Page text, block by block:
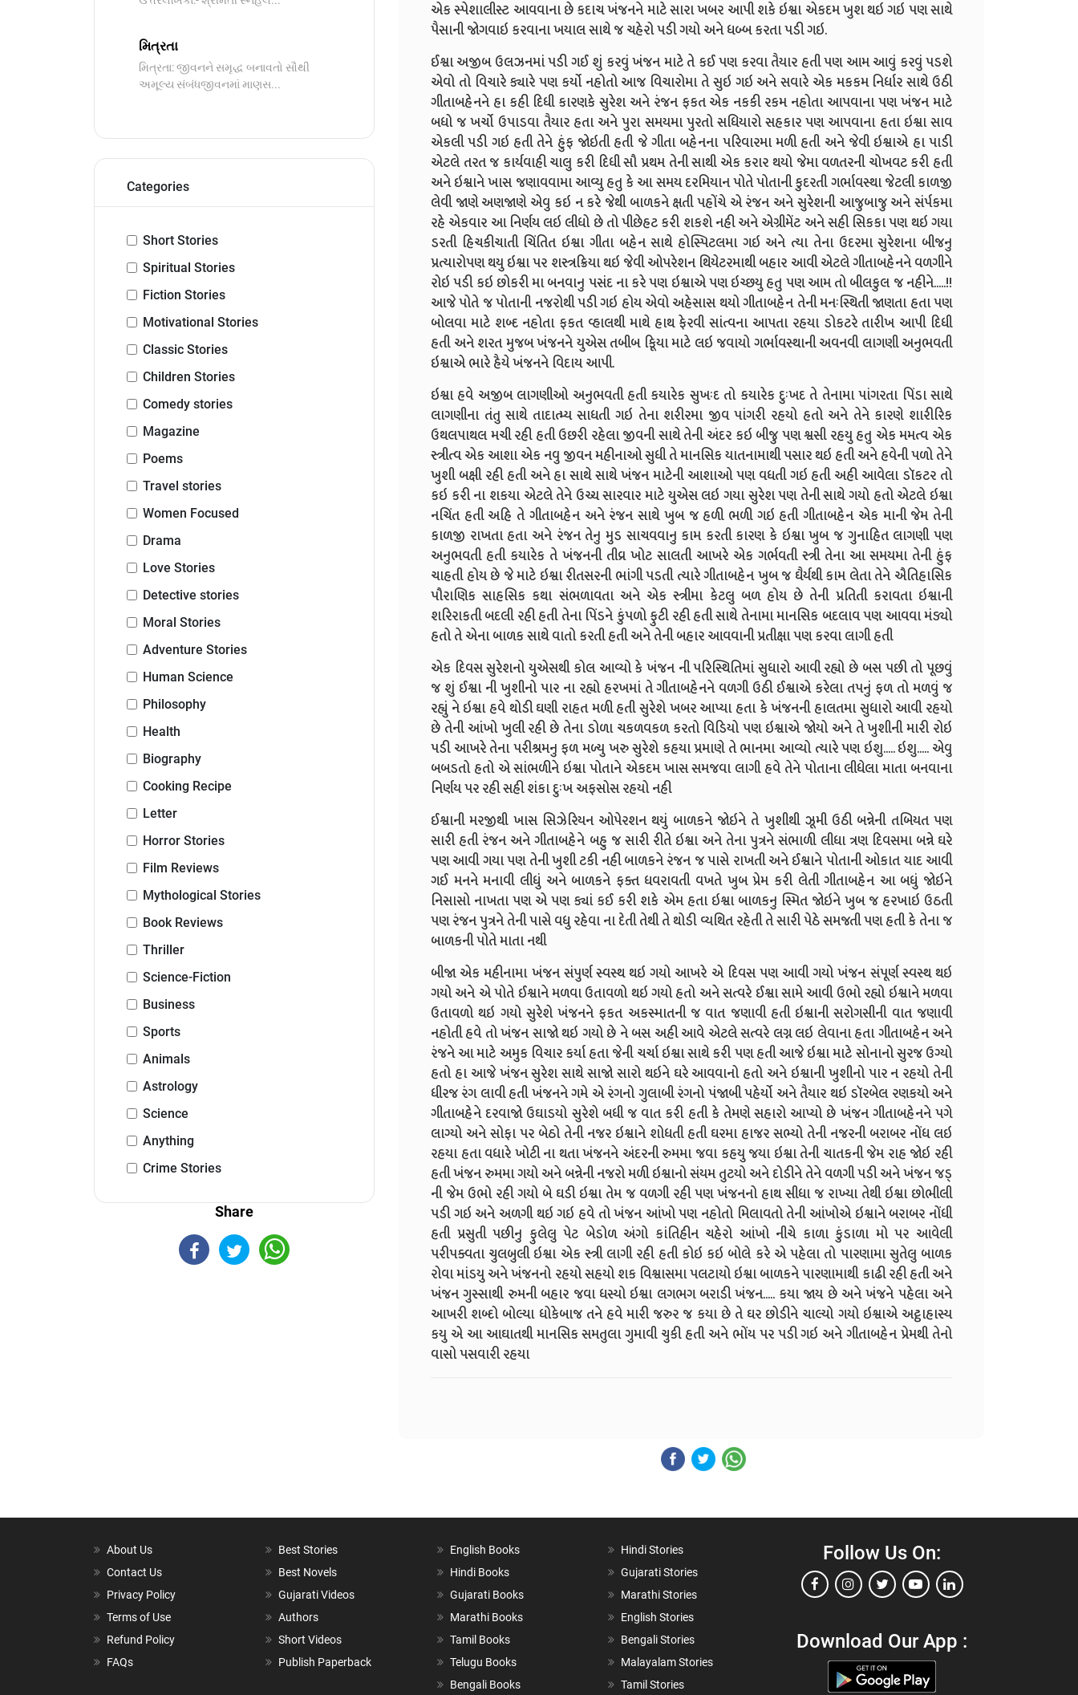
મિત્રતા
મિત્રતા: જીવનને સમૃદ્ધ બનાવતો સૌથી
અમૂલ્ય સંબંધજીવનમાં માણસ...
Categories
Short Stories
Spiritual Stories
Fiction Stories
Motivational Stories
Classic Stories
Children Stories
Comedy stories
Magazine
Poems
Travel stories
Women Focused
Drama
Love Stories
Detective stories
Moral Stories
Adventure Stories
Human Science
Philosophy
Health
Biography
Cooking Recipe
Letter
Horror Stories
Film Reviews
Mythological Stories
Book Reviews
Thriller
Science-Fiction
Business
Sports
Animals
Astrology
Science
Anything
Crime Stories
Share
એક સ્પેશાલીસ્ટ આવવાના છે કદાચ ખંજનને માટે સારા ખબર આપી શકે ઇશ્વા એકદમ ખુશ થઇ ગઇ પણ સાથે
પૈસાની જોગવાઇ કરવાના ખયાલ સાથે જ ચહેરો પડી ગયો અને ધબ્બ કરતા પડી ગઇ.
ઈશ્વા અજીબ ઉલઝનમાં પડી ગઈ શું કરવું ખંજન માટે તે કઈ પણ કરવા તૈયાર હતી પણ આમ આવું કરવું પડશે
એવો તો વિચારે ક્યારે પણ કર્યો નહોતો આજ વિચારોમા તે સુઇ ગઇ અને સવારે એક મકકમ નિર્ધાર સાથે ઉઠી
ગીતાબહેનને હા કહી દિધી કારણકે સુરેશ અને રંજન ફકત એક નકકી રકમ નહોતા આપવાના પણ ખંજન માટે
બધો જ ખર્ચો ઉપાડવા તૈયાર હતા અને પુરા સમયમા પુરતો સધિયારો સહકાર પણ આપવાના હતા ઇશ્વા સાવ
એકલી પડી ગઇ હતી તેને હુંફ જોઇતી હતી જે ગીતા બહેનના પરિવારમા મળી હતી અને જેવી ઇશ્વાએ હા પાડી
એટલે તરત જ કાર્યવાહી ચાલુ કરી દિધી સૌ પ્રથમ તેની સાથી એક કરાર થયો જેમા વળતરની ચોખવટ કરી હતી
અને ઇશ્વાને ખાસ જણાવવામા આવ્યુ હતુ કે આ સમય દરમિયાન પોતે પોતાની કુદરતી ગર્ભાવસ્થા જેટલી કાળજી
લેવી જાણે અણજાણે એવુ કઇ ન કરે જેથી બાળકને ક્ષતી પહોંચે એ રંજન અને સુરેશની આજુબાજુ અને સંર્પકમા
રહે એકવાર આ નિર્ણય લઇ લીધો છે તો પીછેહટ કરી શકશે નહી અને એગ્રીમેંટ અને સહી સિકકા પણ થઇ ગયા
ડરતી હિચકીચાતી ચિંતિત ઇશ્વા ગીતા બહેન સાથે હોસ્પિટલમા ગઇ અને ત્યા તેના ઉદરમા સુરેશના બીજનુ
પ્રત્યારોપણ થયુ ઇશ્વા પર શસ્ત્રક્રિયા થઇ જેવી ઓપરેશન થિયેટરમાથી બહાર આવી એટલે ગીતાબહેનને વળગીને
રોઇ પડી કઇ છોકરી મા બનવાનુ પસંદ ના કરે પણ ઇશ્વાએ પણ ઇચ્છયુ હતુ પણ આમ તો બીલકુલ જ નહીને.....!!
આજે પોતે જ પોતાની નજરોથી પડી ગઇ હોય એવો અહેસાસ થયો ગીતાબહેન તેની મનઃસ્થિતી જાણતા હતા પણ
બોલવા માટે શબ્દ નહોતા ફકત વ્હાલથી માથે હાથ ફેરવી સાંત્વના આપતા રહયા ડોકટરે તારીખ આપી દિધી
હતી અને શરત મુજબ ખંજનને યુએસ તબીબ કિૂયા માટે લઇ જવાયો ગર્ભાવસ્થાની અવનવી લાગણી અનુભવતી
ઇશ્વાએ ભારે હૈયે ખંજનને વિદાય આપી.
ઇશ્વા હવે અજીબ લાગણીઓ અનુભવતી હતી કયારેક સુખઃદ તો કયારેક દુઃખદ તે તેનામા પાંગરતા પિંડા સાથે
લાગણીના તંતુ સાથે તાદાત્મ્ય સાધતી ગઇ તેના શરીરમા જીવ પાંગરી રહયો હતો અને તેને કારણે શારીરિક
ઉથલપાથલ મચી રહી હતી ઉછરી રહેલા જીવની સાથે તેની અંદર કઇ બીજુ પણ શ્વસી રહયુ હતુ એક મમત્વ એક
સ્ત્રીત્વ એક આશા એક નવુ જીવન મહીનાઓ સુધી તે માનસિક યાતનામાથી પસાર થઇ હતી અને હવેની પળો તેને
ખુશી બક્ષી રહી હતી અને હા સાથે સાથે ખંજન માટેની આશાઓ પણ વધતી ગઇ હતી અહી આવેલા ડૉકટર તો
કઇ કરી ના શકયા એટલે તેને ઉચ્ચ સારવાર માટે યુએસ લઇ ગયા સુરેશ પણ તેની સાથે ગયો હતો એટલે ઇશ્વા
નચિંત હતી અહિ તે ગીતાબહેન અને રંજન સાથે ખુબ જ હળી ભળી ગઇ હતી ગીતાબહેન એક માની જેમ તેની
કાળજી રાખતા હતા અને રંજન તેનુ મુડ સાચવવાનુ કામ કરતી કારણ કે ઇશ્વા ખુબ જ ગુનાહિત લાગણી પણ
અનુભવતી હતી કયારેક તે ખંજનની તીવ્ર ખોટ સાલતી આખરે એક ગર્ભવતી સ્ત્રી તેના આ સમયમા તેની હુંફ
ચાહતી હોય છે જે માટે ઇશ્વા રીતસરની ભાંગી પડતી ત્યારે ગીતાબહેન ખુબ જ ઘૈર્યથી કામ લેતા તેને ઐતિહાસિક
પૌરાણિક સાહસિક કથા સંભળાવતા અને એક સ્ત્રીમા કેટલુ બળ હોય છે તેની પ્રતિતી કરાવતા ઇશ્વાની
શરિરાકતી બદલી રહી હતી તેના પિંડને કુંપળો ફુટી રહી હતી સાથે તેનામા માનસિક બદલાવ પણ આવવા મંડ્યો
હતો તે એના બાળક સાથે વાતો કરતી હતી અને તેની બહાર આવવાની પ્રતીક્ષા પણ કરવા લાગી હતી
એક દિવસ સુરેશનો યુએસથી કોલ આવ્યો કે ખંજન ની પરિસ્થિતિમાં સુધારો આવી રહ્યો છે બસ પછી તો પૂછવું
જ શું ઈશ્વા ની ખુશીનો પાર ના રહ્યો હરખમાં તે ગીતાબહેનને વળગી ઉઠી ઈશ્વાએ કરેલા તપનું ફળ તો મળવું જ
રહ્યું ને ઇશ્વા હવે થોડી ઘણી રાહત મળી હતી સુરેશે ખબર આપ્યા હતા કે ખંજનની હાલતમા સુધારો આવી રહયો
છે તેની આંખો ખુલી રહી છે તેના ડોળા ચકળવકળ કરતો વિડિયો પણ ઇશ્વાએ જોયો અને તે ખુશીની મારી રોઇ
પડી આખરે તેના પરીશ્રમનુ ફળ મળ્યુ ખરુ સુરેશે કહયા પ્રમાણે તે ભાનમા આવ્યો ત્યારે પણ ઇશુ..... ઇશુ..... એવુ
બબડતો હતો એ સાંભળીને ઇશ્વા પોતાને એકદમ ખાસ સમજવા લાગી હવે તેને પોતાના લીધેલા માતા બનવાના
નિર્ણય પર રહી સહી શંકા દુઃખ અફસોસ રહયો નહી
ઈશ્વાની મરજીથી ખાસ સિઝેરિયન ઓપેરશન થયું બાળકને જોઇને તે ખુશીથી ઝૂમી ઉઠી બન્નેની તબિયત પણ
સારી હતી રંજન અને ગીતાબહેને બહુ જ સારી રીતે ઇશ્વા અને તેના પુત્રને સંભાળી લીધા ત્રણ દિવસમા બન્ને ઘરે
પણ આવી ગયા પણ તેની ખુશી ટકી નહી બાળકને રંજન જ પાસે રાખતી અને ઈશ્વાને પોતાની ઓકાત યાદ આવી
ગઈ મનને મનાવી લીધું અને બાળકને ફક્ત ધવરાવતી વખતે ખુબ પ્રેમ કરી લેતી ગીતાબહેન આ બધું જોઇને
નિસાસો નાખતા પણ એ પણ ક્યાં કઈ કરી શકે એમ હતા ઇશ્વા બાળકનુ સ્મિત જોઇને ખુબ જ હરખાઇ ઉઠતી
પણ રંજન પુત્રને તેની પાસે વધુ રહેવા ના દેતી તેથી તે થોડી વ્યથિત રહેતી તે સારી પેઠે સમજતી પણ હતી કે તેના જ
બાળકની પોતે માતા નથી
બીજા એક મહીનામા ખંજન સંપુર્ણ સ્વસ્થ થઇ ગયો આખરે એ દિવસ પણ આવી ગયો ખંજન સંપૂર્ણ સ્વસ્થ થઇ
ગયો અને એ પોતે ઈશ્વાને મળવા ઉતાવળો થઇ ગયો હતો અને સત્વરે ઈશ્વા સામે આવી ઉભો રહ્યો ઇશ્વાને મળવા
ઉતાવળો થઇ ગયો સુરેશે ખંજનને ફકત અકસ્માતની જ વાત જણાવી હતી ઇશ્વાની સરોગસીની વાત જણાવી
નહોતી હવે તો ખંજન સાજો થઇ ગયો છે ને બસ અહી આવે એટલે સત્વરે લગ્ન લઇ લેવાના હતા ગીતાબહેન અને
રંજને આ માટે અમુક વિચાર કર્યા હતા જેની ચર્ચા ઇશ્વા સાથે કરી પણ હતી આજે ઇશ્વા માટે સોનાનો સુરજ ઉગ્યો
હતો હા આજે ખંજન સુરેશ સાથે સાજો સારો થઇને ઘરે આવવાનો હતો અને ઇશ્વાની ખુશીનો પાર ન રહયો તેની
ધીરજ રંગ લાવી હતી ખંજનને ગમે એ રંગનો ગુલાબી રંગનો પંજાબી પહેર્યો અને તૈયાર થઇ ડૉરબેલ રણકયો અને
ગીતાબહેને દરવાજો ઉઘાડયો સુરેશે બધી જ વાત કરી હતી કે તેમણે સહારો આપ્યો છે ખંજન ગીતાબહેનને પગે
લાગ્યો અને સોફા પર બેઠો તેની નજર ઇશ્વાને શોધતી હતી ઘરમા હાજર સભ્યો તેની નજરની બરાબર નોંધ લઇ
રહયા હતા વધારે ખોટી ના થતા ખંજનને અંદરની રુમમા જવા કહયુ જયા ઇશ્વા તેની ચાતકની જેમ રાહ જોઇ રહી
હતી ખંજન રુમમા ગયો અને બન્નેની નજરો મળી ઇશ્વાનો સંયમ તુટયો અને દોડીને તેને વળગી પડી અને ખંજન જડ્
ની જેમ ઉભો રહી ગયો બે ઘડી ઇશ્વા તેમ જ વળગી રહી પણ ખંજનનો હાથ સીધા જ રાખ્યા તેથી ઇશ્વા છોભીલી
પડી ગઇ અને અળગી થઇ ગઇ હવે તો ખંજન આંખો પણ નહોતો મિલાવતો તેની આંખોએ ઇશ્વાને બરાબર નોંધી
હતી પ્રસુતી પછીનુ ફુલેલુ પેટ બેડોળ અંગો કાંતિહીન ચહેરો આંખો નીચે કાળા કુંડાળા મો પર આવેલી
પરીપક્વતા ચુલબુલી ઇશ્વા એક સ્ત્રી લાગી રહી હતી કોઇ કઇ બોલે કરે એ પહેલા તો પારણામા સુતેલુ બાળક
રોવા માંડયુ અને ખંજનનો રહયો સહયો શક વિશ્વાસમા પલટાયો ઇશ્વા બાળકને પારણામાથી કાઢી રહી હતી અને
ખંજન ગુસ્સાથી રુમની બહાર જવા ધસ્યો ઇશ્વા લગભગ બરાડી ખંજન..... કયા જાય છે અને ખંજને પહેલા અને
આખરી શબ્દો બોલ્યા ધોકેબાજ તને હવે મારી જરુર જ કયા છે તે ઘર છોડીને ચાલ્યો ગયો ઇશ્વાએ અટ્ઠાહાસ્ય
કયુ એ આ આઘાતથી માનસિક સમતુલા ગુમાવી ચુકી હતી અને ભોંય પર પડી ગઇ અને ગીતાબહેન પ્રેમથી તેનો
વાસો પસવારી રહયા
About Us
Contact Us
Privacy Policy
Terms of Use
Refund Policy
FAQs
Best Stories
Best Novels
Gujarati Videos
Authors
Short Videos
Publish Paperback
English Books
Hindi Books
Gujarati Books
Marathi Books
Tamil Books
Telugu Books
Bengali Books
Hindi Stories
Gujarati Stories
Marathi Stories
English Stories
Bengali Stories
Malayalam Stories
Tamil Stories
Follow Us On:
Download Our App :